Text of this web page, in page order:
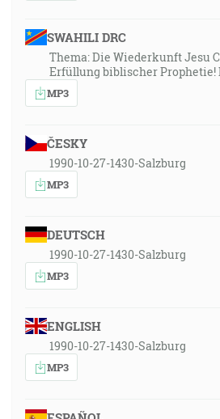
SWAHILI DRC
Thema: Die Wiederkunft Jesu
Erfüllung biblischer Prophetie!
MP3
ČESKY
1990-10-27-1430-Salzburg
MP3
DEUTSCH
1990-10-27-1430-Salzburg
MP3
ENGLISH
1990-10-27-1430-Salzburg
MP3